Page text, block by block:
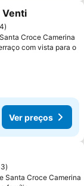
favoritos
Venti
Croce Camerina
com vista para o
Ver preços
favoritos
Santa Croce Camerina